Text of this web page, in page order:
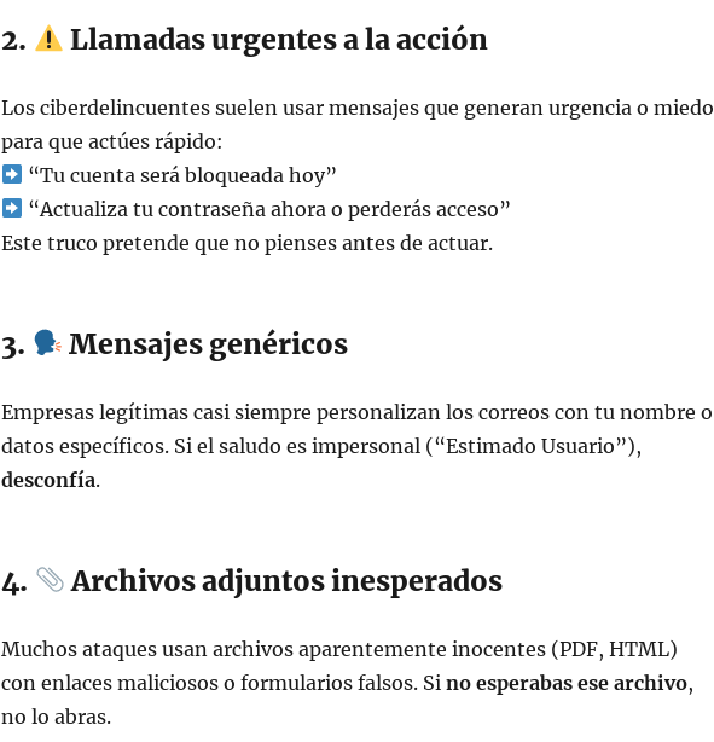
2. Llamadas urgentes a la acción
Los ciberdelincuentes suelen usar mensajes que generan urgencia o miedo
para que actúes rápido:
“Tu cuenta será bloqueada hoy”
“Actualiza tu contraseña ahora o perderás acceso”
Este truco pretende que no pienses antes de actuar.
3. Mensajes genéricos
Empresas legítimas casi siempre personalizan los correos con tu nombre o
datos específicos. Si el saludo es impersonal (“Estimado Usuario”),
desconfía.
4. Archivos adjuntos inesperados
Muchos ataques usan archivos aparentemente inocentes (PDF, HTML)
con enlaces maliciosos o formularios falsos. Si no esperabas ese archivo,
no lo abras.